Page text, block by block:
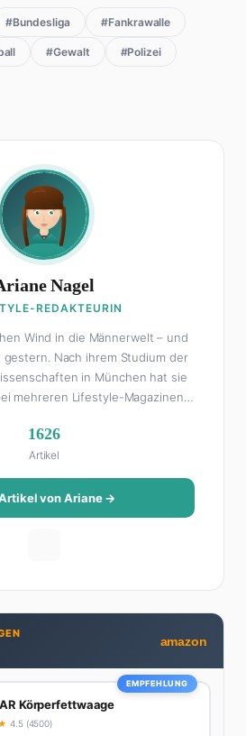
#Bundesliga #Fankrawalle
#Gewalt #Polizei
Nagel
REDAKTEURIN
Wind in die Männerwelt – und
Nach ihrem Studium der
in München hat sie
mehreren Lifestyle-Magazinen
schreibt sie über alles, was
macht: von Interior Design und
Food-Trends bis hin zu
die auch Männer gerne lesen.
Sie weiß genau, was Frauen an
Ihre Interior-Tipps basieren
– ihre Wohnung wurde schon
Blogs gefeatured.
1626
Artikel
von Ariane →
amazon
EMPFEHLUNG
Körperfettwaage
4.5 (4500)